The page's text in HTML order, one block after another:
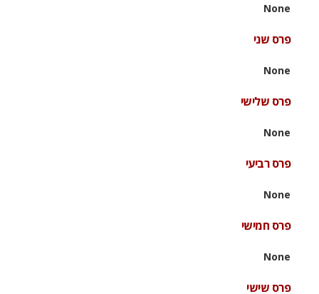
None
פרס שני
None
פרס שלישי
None
פרס רביעי
None
פרס חמישי
None
פרס שישי